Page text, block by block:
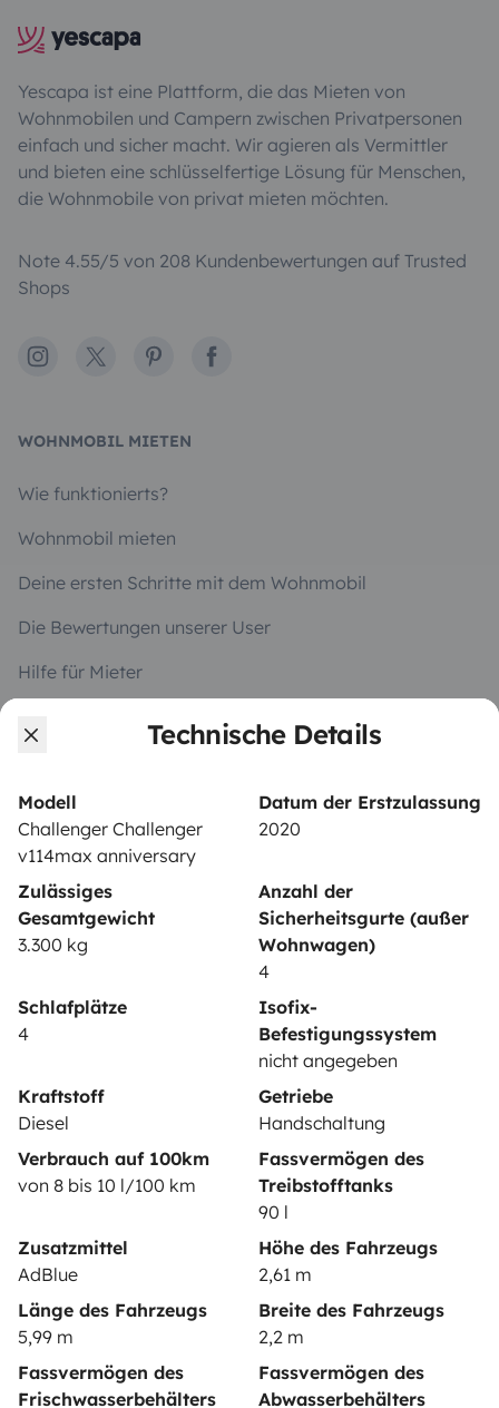
Technische Details
Modell
Challenger Challenger
v114max anniversary
Datum der Erstzulassung
2020
Zulässiges
Gesamtgewicht
3.300 kg
Anzahl der
Sicherheitsgurte (außer
Wohnwagen)
4
Schlafplätze
4
Isofix-
Befestigungssystem
nicht angegeben
Kraftstoff
Diesel
Getriebe
Handschaltung
Verbrauch auf 100km
von 8 bis 10 l/100 km
Fassvermögen des
Treibstofftanks
90 l
Zusatzmittel
AdBlue
Höhe des Fahrzeugs
2,61 m
Länge des Fahrzeugs
5,99 m
Breite des Fahrzeugs
2,2 m
Fassvermögen des
Frischwasserbehälters
Fassvermögen des
Abwasserbehälters
Yescapa ist eine Plattform, die das Mieten von
Wohnmobilen und Campern zwischen Privatpersonen
einfach und sicher macht. Wir agieren als Vermittler
und bieten eine schlüsselfertige Lösung für Menschen,
die Wohnmobile von privat mieten möchten.
Note 4.55/5 von 208 Kundenbewertungen auf Trusted
Shops
Instagram
X PinterestFacebook
WOHNMOBIL MIETEN
Wie funktionierts?
Wohnmobil mieten
Deine ersten Schritte mit dem Wohnmobil
Die Bewertungen unserer User
Hilfe für Mieter
Wohnmobil vermieten
Mietvertrag
Mietversicherung
Mietpannenhilfe
Sichere Zahlungsweisen Ratenzahlung
Herunterladen im
Verfügbar auf
Kontakt Offene Stellen
Datenschutz
Cookies